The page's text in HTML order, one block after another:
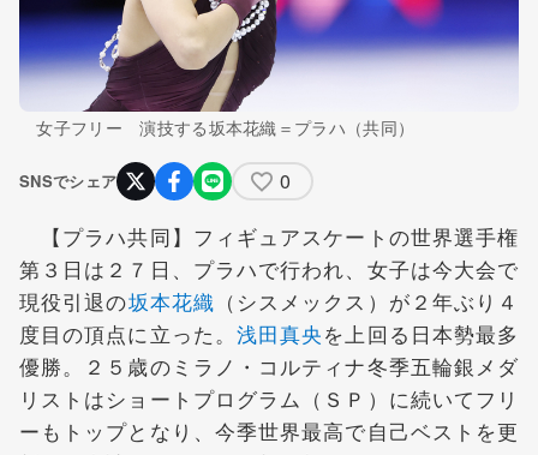
女子フリー 演技する坂本花織＝プラハ（共同）
SNSでシェア 0
【プラハ共同】フィギュアスケートの世界選手権
第３日は２７日、プラハで行われ、女子は今大会で
現役引退の坂本花織 （シスメックス）が２年ぶり４
度目の頂点に立った。 浅田真央を上回る日本勢最多
優勝。２５歳のミラノ・コルティナ冬季五輪銀メダ
リストはショートプログラム（ＳＰ）に続いてフリ
ーもトップとなり、今季世界最高で自己ベストを更